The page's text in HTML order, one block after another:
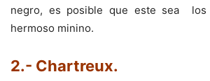
negro, es posible que este sea los
hermoso minino.
2.- Chartreux.